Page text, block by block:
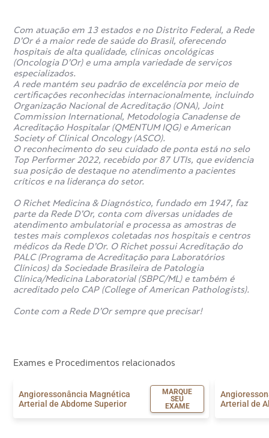
Com atuação em 13 estados e no Distrito Federal, a Rede
D’Or é a maior rede de saúde do Brasil, oferecendo
hospitais de alta qualidade, clínicas oncológicas
(Oncologia D’Or) e uma ampla variedade de serviços
especializados.
A rede mantém seu padrão de excelência por meio de
certificações reconhecidas internacionalmente, incluindo
Organização Nacional de Acreditação (ONA), Joint
Commission International, Metodologia Canadense de
Acreditação Hospitalar (QMENTUM IQG) e American
Society of Clinical Oncology (ASCO).
O reconhecimento do seu cuidado de ponta está no selo
Top Performer 2022, recebido por 87 UTIs, que evidencia
sua posição de destaque no atendimento a pacientes
críticos e na liderança do setor.
O Richet Medicina & Diagnóstico, fundado em 1947, faz
parte da Rede D’Or, conta com diversas unidades de
atendimento ambulatorial e processa as amostras de
testes mais complexos coletadas nos hospitais e centros
médicos da Rede D’Or. O Richet possui Acreditação do
PALC (Programa de Acreditação para Laboratórios
Clínicos) da Sociedade Brasileira de Patologia
Clínica/Medicina Laboratorial (SBPC/ML) e também é
acreditado pelo CAP (College of American Pathologists).
Conte com a Rede D’Or sempre que precisar!
Exames e Procedimentos relacionados
Angioressonância Magnética
Arterial de Abdome Superior
MARQUE
SEU
EXAME
Arterial de